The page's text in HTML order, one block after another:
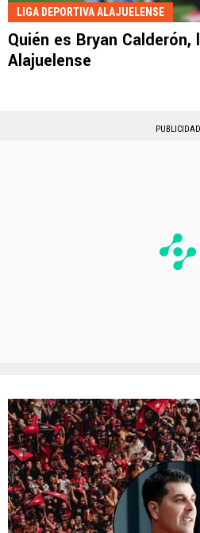
LIGA DEPORTIVA ALAJUELENSE
Quién es Bryan
Alajuelense
PUBLICIDAD